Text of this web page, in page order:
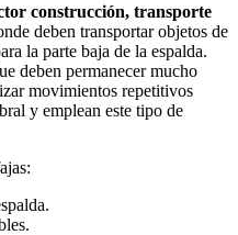
construcción, transporte
deben transportar objetos de
la parte baja de la espalda.
deben permanecer mucho
movimientos repetitivos
y emplean este tipo de